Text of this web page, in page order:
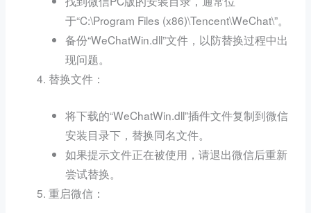
于“C:\Program Files (x86)\Tencent\WeChat\”。
备份“WeChatWin.dll”文件，以防替换过程中出
现问题。
替换文件 ：
将下载的“WeChatWin.dll”插件文件复制到微信
安装目录下，替换同名文件。
如果提示文件正在被使用，请退出微信后重新
尝试替换。
重启微信 ：